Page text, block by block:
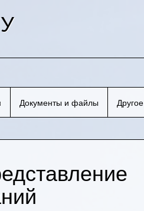
Документы и файлы Другое